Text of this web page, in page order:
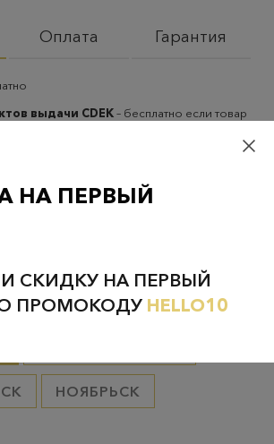
Оплата Гарантия
выдачи CDEK– бесплатно если товар
наличие в магазинах
НОЯБРЬСК
НА ПЕРВЫЙ
СКИДКУ НА ПЕРВЫЙ
ПРОМОКОДУ HELLO10